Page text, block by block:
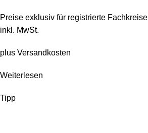
Preise exklusiv für registrierte Fachkreise
inkl. MwSt.
plus Versandkosten
Weiterlesen
Tipp